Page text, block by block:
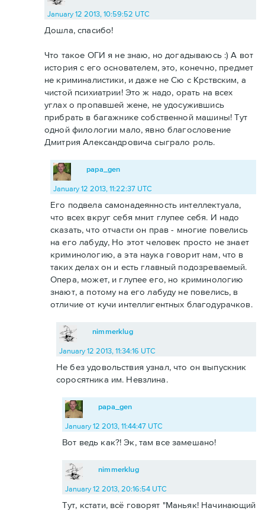
January 12 2013, 10:59:52 UTC
Дошла, спасибо!
Что такое ОГИ я не знаю, но догадываюсь :) А вот
история с его основателем, это, конечно, предмет
не криминалистики, и даже не Сю с Крствским, а
чистой психиатрии! Это ж надо, орать на всех
углах о пропавшей жене, не удосужившись
прибрать в багажнике собственной машины! Тут
одной филологии мало, явно благословение
Дмитрия Александровича сыграло роль.
papa_gen
January 12 2013, 11:22:37 UTC
Его подвела самонадеянность интеллектуала,
что всех вкруг себя мнит глупее себя. И надо
сказать, что отчасти он прав - многие повелись
на его лабуду, Но этот человек просто не знает
криминологию, а эта наука говорит нам, что в
таких делах он и есть главный подозреваемый.
Опера, может, и глупее его, но криминологию
знают, а потому на его лабуду не повелись, в
отличие от кучи интеллигентных благодурачков.
nimmerklug
January 12 2013, 11:34:16 UTC
Не без удовольствия узнал, что он выпускник
соросятника им. Невзлина.
papa_gen
January 12 2013, 11:44:47 UTC
Вот ведь как?! Эк, там все замешано!
nimmerklug
January 12 2013, 20:16:54 UTC
Тут, кстати, всё говорят "Маньяк! Начинающий